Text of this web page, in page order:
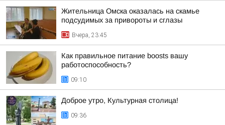
Жительница Омска оказалась на скамье
подсудимых за привороты и сглазы
Вчера, 23:45
Как правильное питание boosts вашу
работоспособность?
09:10
Доброе утро, Культурная столица!
09:36